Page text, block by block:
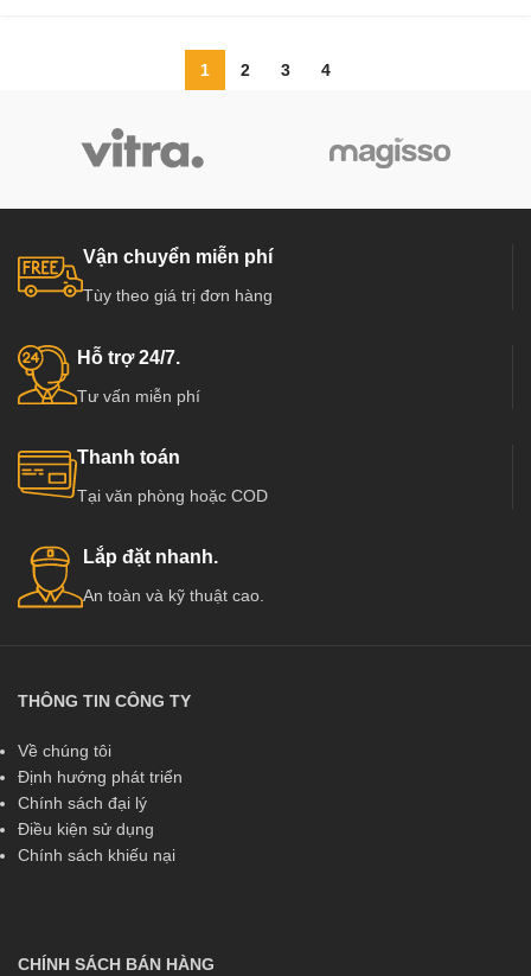
1 2 3 4
Vận chuyển miễn phí
Tùy theo giá trị đơn hàng
Hỗ trợ 24/7.
Tư vấn miễn phí
Thanh toán
Tại văn phòng hoặc COD
Lắp đặt nhanh.
An toàn và kỹ thuật cao.
THÔNG TIN CÔNG TY
Về chúng tôi
Định hướng phát triển
Chính sách đại lý
Điều kiện sử dụng
Chính sách khiếu nại
CHÍNH SÁCH BÁN HÀNG